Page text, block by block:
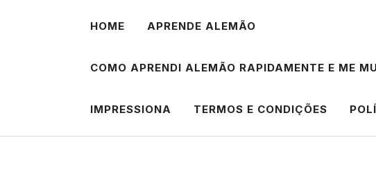
HOME APRENDE ALEMÃO
COMO APRENDI ALEMÃO RAPIDAMENTE E ME
IMPRESSIONA TERMOS E CONDIÇÕES